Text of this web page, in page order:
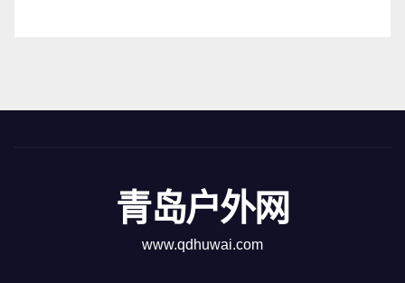
青岛户外网
www.qdhuwai.com